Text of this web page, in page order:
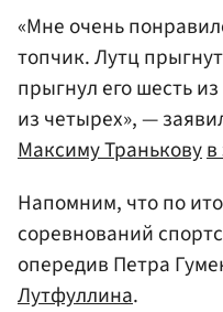
«Мне очень
топчик. Лутц
прыгнул его шесть
из четырех», —
Максиму Транькову
Напомним, что по
соревнований
опередив Петра
Лутфуллина.